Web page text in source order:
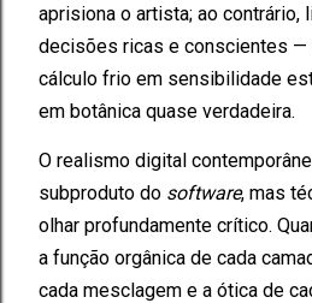
aprisiona o artista; ao contrário,
decisões ricas e conscientes —
cálculo frio em sensibilidade
em botânica quase verdadeira.
O realismo digital
subproduto do software, mas
olhar profundamente crítico.
a função orgânica de cada
cada mesclagem e a ótica de